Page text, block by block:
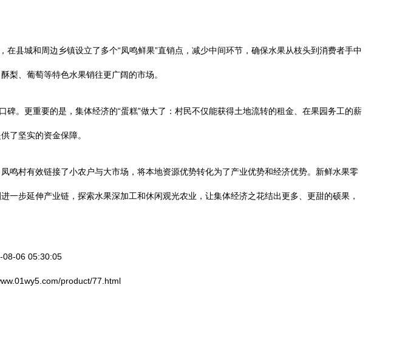
县城和周边乡镇设立了多个“凤鸣鲜果”直销点，减少中间环节，确保水果从枝头到消费者手中
梨、葡萄等特色水果销往更广阔的市场。
。更重要的是，集体经济的“蛋糕”做大了：村民不仅能获得土地流转的租金、在果园务工的薪
了坚实的资金保障。
村有效链接了小农户与大市场，将本地资源优势转化为了产业优势和经济优势。新鲜水果零
步延伸产业链，探索水果深加工和休闲观光农业，让集体经济之花结出更多、更甜的硕果，
08-06 05:30:05
product/77.html